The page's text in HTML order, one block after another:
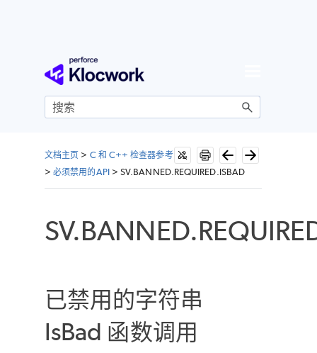
跳到主内容
文档主页 > C 和 C++ 检查器参考
>必须禁用的API>SV.BANNED.REQUIRED.ISBAD
已禁用的字符串
IsBad 函数调用